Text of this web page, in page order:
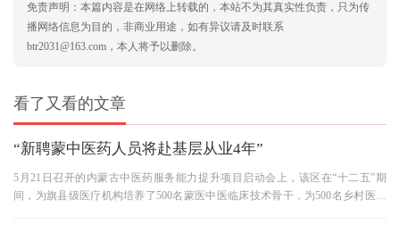
免责声明：本篇内容是在网络上转载的，本站不为其真实性负责，只为传
播网络信息为目的，非商业用途，如有异议请及时联系
btr2031@163.com，本人将予以删除。
看了又看的文章
“新聘蒙中医药人员将赴基层从业4年”
5月21日召开的内蒙古中医药服务能力提升项目启动会上，该区在“十二五”期
间，为旗县级医疗机构培养了500名蒙医中医临床技术骨干，为500名乡村医生